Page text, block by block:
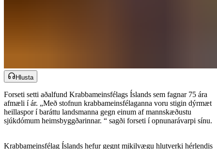
Hlusta
Forseti setti aðalfund Krabbameinsfélags Íslands sem fagnar 75 ára
afmæli í ár. „Með stofnun krabbameinsfélaganna voru stigin dýrmæt
heillaspor í baráttu landsmanna gegn einum af mannskæðustu
sjúkdómum heimsbyggðarinnar. “ sagði forseti í opnunarávarpi sínu.
Krabbameinsfélag Íslands hefur gegnt mikilvægu hlutverki hérlendis